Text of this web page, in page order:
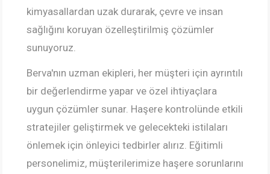
kimyasallardan uzak durarak, çevre ve insan
sağlığını koruyan özelleştirilmiş çözümler
sunuyoruz.
Berva'nın uzman ekipleri, her müşteri için ayrıntılı
bir değerlendirme yapar ve özel ihtiyaçlara
uygun çözümler sunar. Haşere kontrolünde etkili
stratejiler geliştirmek ve gelecekteki istilaları
önlemek için önleyici tedbirler alırız. Eğitimli
personelimiz, müşterilerimize haşere sorunlarını